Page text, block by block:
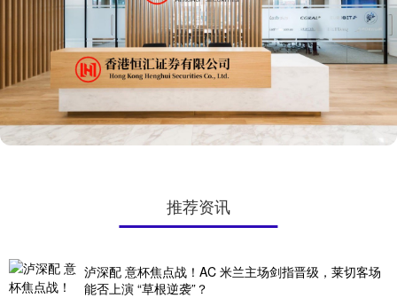
推荐资讯
泸深配 意杯焦点战！AC 米兰主场剑指晋级，莱切客场
能否上演 “草根逆袭”？